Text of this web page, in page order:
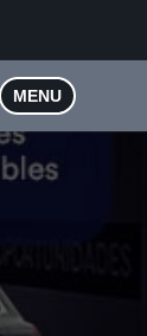
MENU